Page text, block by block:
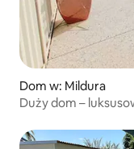
Dom w: Mildura
Duży dom –